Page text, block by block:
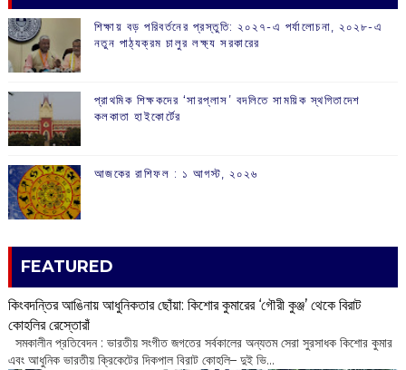
শিক্ষায় বড় পরিবর্তনের প্রস্তুতি: ২০২৭-এ পর্যালোচনা, ২০২৮-এ
নতুন পাঠ্যক্রম চালুর লক্ষ্য সরকারের
প্রাথমিক শিক্ষকদের ‘সারপ্লাস’ বদলিতে সাময়িক স্থগিতাদেশ
কলকাতা হাইকোর্টের
আজকের রাশিফল :‌ ‌‌১ আগস্ট, ২০২৬
FEATURED
কিংবদন্তির আঙিনায় আধুনিকতার ছোঁয়া: কিশোর কুমারের ‘গৌরী কুঞ্জ’ থেকে বিরাট
কোহলির রেস্তোরাঁ
‌ সমকালীন প্রতিবেদন : ভারতীয় সংগীত জগতের সর্বকালের অন্যতম সেরা সুরসাধক কিশোর কুমার
এবং আধুনিক ভারতীয় ক্রিকেটের দিকপাল বিরাট কোহলি– ‌দুই ভি...